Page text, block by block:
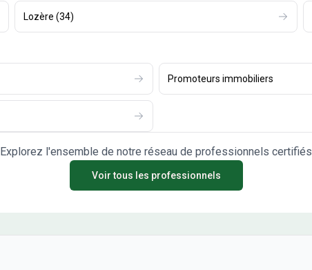
Lozère (34)
Promoteurs immobiliers
Explorez l'ensemble de notre réseau de professionnels certifiés
Voir tous les professionnels